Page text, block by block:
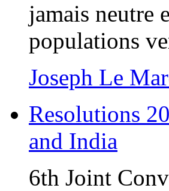
jamais neutre
populations
Joseph Le
Resolutions
and India
6th Joint